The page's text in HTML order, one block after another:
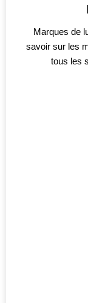
Marques de
savoir sur les
tous les